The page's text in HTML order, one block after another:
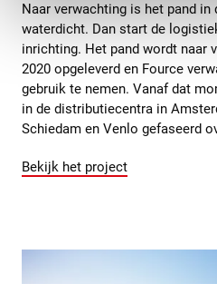
Naar verwachting is het pand in
waterdicht. Dan start de
inrichting. Het pand wordt naar
2020 opgeleverd en Fource
gebruik te nemen. Vanaf dat
in de distributiecentra in
Schiedam en Venlo gefaseerd
Bekijk het project